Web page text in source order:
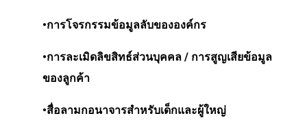
•การโจรกรรมข้อมูลลับขององค์กร
•การละเมิดลิขสิทธ์ส่วนบุคคล / การสูญเสียข้อมูล
ของลูกค้า
•สื่อลามกอนาจารสำหรับเด็กและผู้ใหญ่